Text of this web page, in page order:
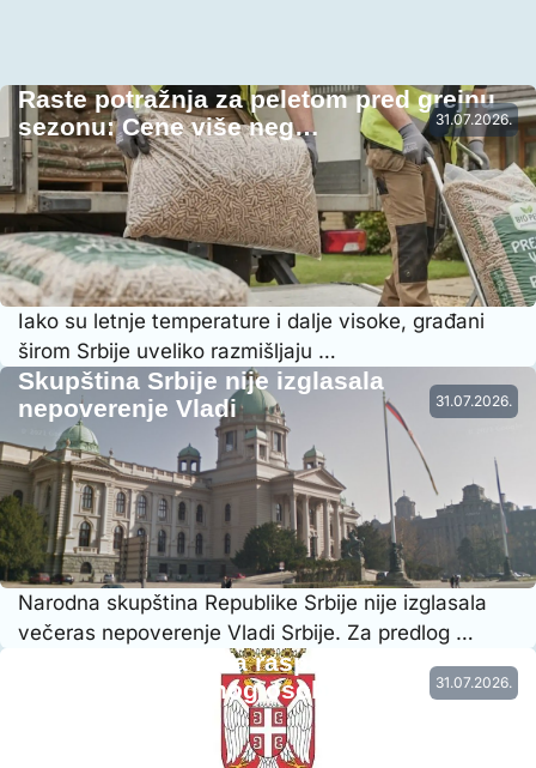
31.07.2026.
Raste potražnja za peletom pred grejnu
sezonu: Cene više neg…
Iako su letnje temperature i dalje visoke, građani
širom Srbije uveliko razmišljaju …
31.07.2026.
Skupština Srbije nije izglasala
nepoverenje Vladi
Narodna skupština Republike Srbije nije izglasala
večeras nepoverenje Vladi Srbije. Za predlog …
31.07.2026.
Vraćena prethodna raspodela radnog
vremena nastavnog osoblja…